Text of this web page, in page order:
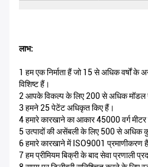
लाभ:
1 हम एक निर्माता हैं जो 15 से अधिक वर्षों के
विशिष्ट हैं।
2 आपके विकल्प के लिए 200 से अधिक मॉडल
3 हमने 25 पेटेंट अधिकृत किए हैं।
4 हमारे कारखाने का आकार 45000 वर्ग
5 उत्पादों की असेंबली के लिए 500 से
6 हमारे कारखाने में ISO9001 प्रमाणीकरण
7 हम प्रीमियम बिक्री के बाद सेवा प्रणाली